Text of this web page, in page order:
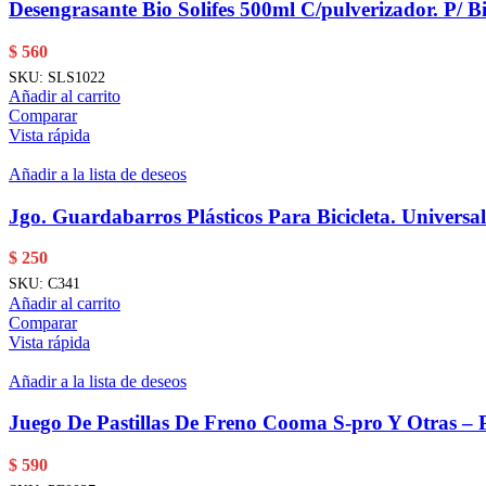
Desengrasante Bio Solifes 500ml C/pulverizador. P/
$ 560
SKU: SLS1022
Añadir al carrito
Comparar
Vista rápida
Añadir a la lista de deseos
Jgo. Guardabarros Plásticos Para Bicicleta.
$ 250
SKU: C341
Añadir al carrito
Comparar
Vista rápida
Añadir a la lista de deseos
Juego De Pastillas De Freno Cooma S-pro Y Otras –
$ 590